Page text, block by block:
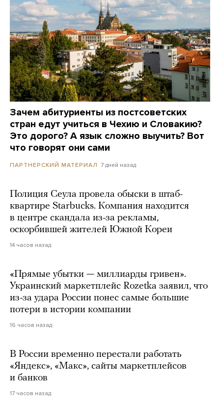
Зачем абитуриенты из постсоветских
стран едут учиться в Чехию и Словакию?
Это дорого? А язык сложно выучить? Вот
что говорят они сами
ПАРТНЕРСКИЙ МАТЕРИАЛ 7 дней назад
Полиция Сеула провела обыски в штаб-
квартире Starbucks. Компания находится
в центре скандала из-за рекламы,
оскорбившей жителей Южной Кореи
14 часов назад
«Прямые убытки — миллиарды гривен».
Украинский маркетплейс Rozetka заявил, что
из-за удара России понес самые большие
потери в истории компании
16 часов назад
В России временно перестали работать
«Яндекс», «Макс», сайты маркетплейсов
и банков
17 часов назад